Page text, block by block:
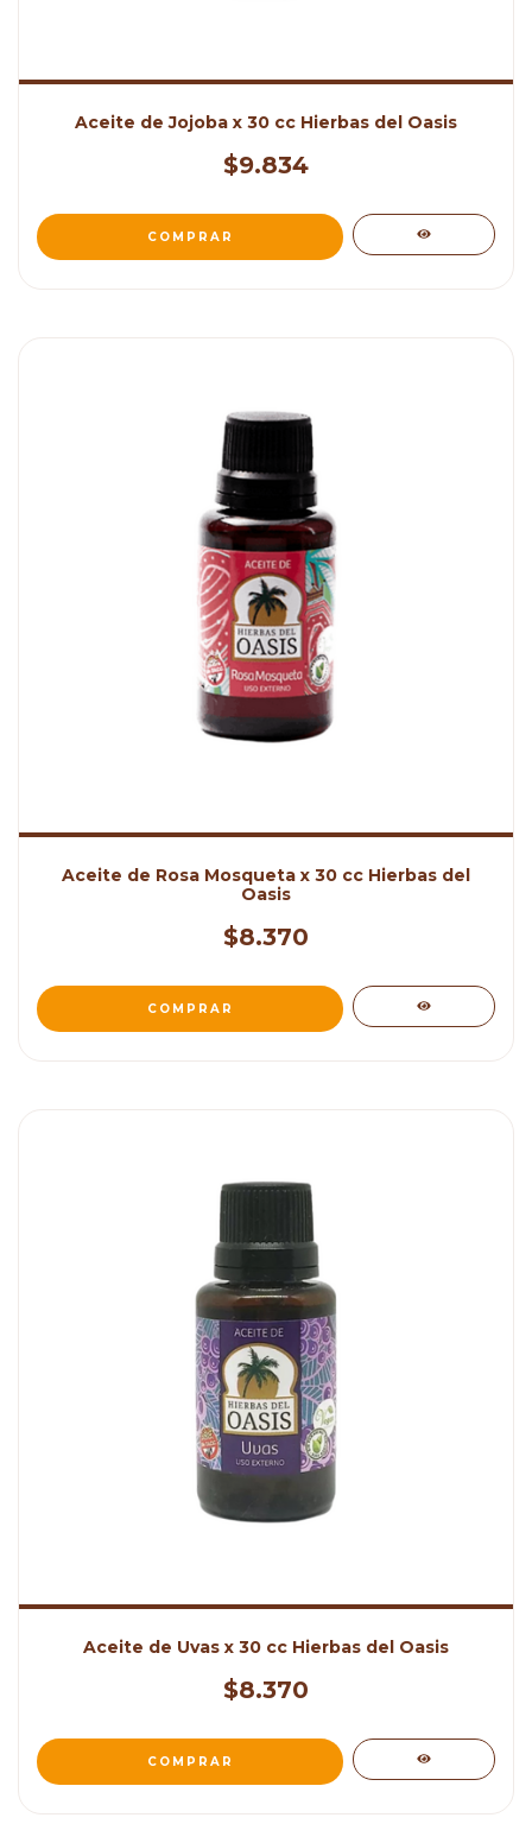
Aceite de Jojoba x 30 cc Hierbas del Oasis
$9.834
Aceite de Rosa Mosqueta x 30 cc Hierbas del
Oasis
$8.370
Aceite de Uvas x 30 cc Hierbas del Oasis
$8.370